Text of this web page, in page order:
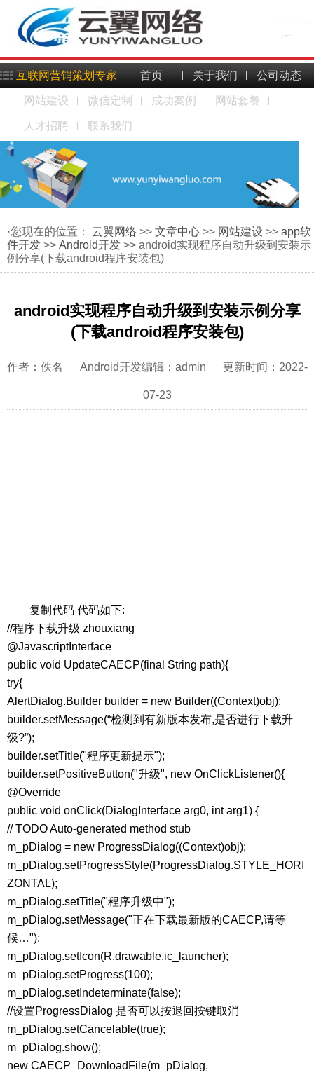
互联网营销策划专家 首页 关于我们 公司动态
网站建设 微信定制 成功案例 网站套餐
人才招聘 联系我们
·您现在的位置： 云翼网络 >> 文章中心 >> 网站建设 >> app软
件开发 >> Android开发 >> android实现程序自动升级到安装示
例分享(下载android程序安装包)
android实现程序自动升级到安装示例分享
(下载android程序安装包)
作者：佚名 Android开发编辑：admin 更新时间：2022-
07-23
复制代码 代码如下:
//程序下载升级 zhouxiang
@JavascriptInterface
public void UpdateCAECP(final String path){
try{
AlertDialog.Builder builder = new Builder((Context)obj);
builder.setMessage(“检测到有新版本发布,是否进行下载升
级?”);
builder.setTitle("程序更新提示");
builder.setPositiveButton("升级", new OnClickListener(){
@Override
public void onClick(DialogInterface arg0, int arg1) {
// TODO Auto-generated method stub
m_pDialog = new ProgressDialog((Context)obj);
m_pDialog.setProgressStyle(ProgressDialog.STYLE_HORI
ZONTAL);
m_pDialog.setTitle("程序升级中");
m_pDialog.setMessage("正在下载最新版的CAECP,请等
候…");
m_pDialog.setIcon(R.drawable.ic_launcher);
m_pDialog.setProgress(100);
m_pDialog.setIndeterminate(false);
//设置ProgressDialog 是否可以按退回按键取消
m_pDialog.setCancelable(true);
m_pDialog.show();
new CAECP_DownloadFile(m_pDialog,